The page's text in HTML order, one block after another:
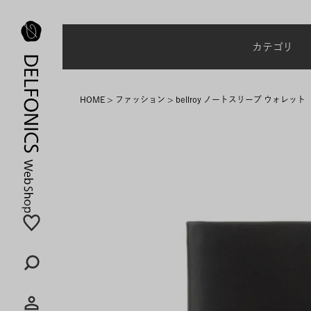
カテゴリ
HOME ファッション bellroy ノートスリーブ ウォレット